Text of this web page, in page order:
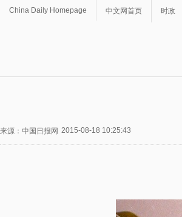
China Daily Homepage 中文网首页 时政
来源：中国日报网 2015-08-18 10:25:43